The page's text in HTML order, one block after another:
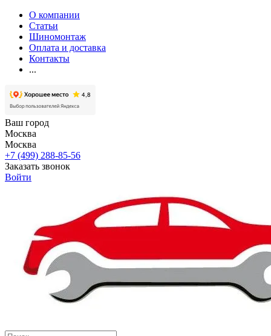
О компании
Статьи
Шиномонтаж
Оплата и доставка
Контакты
...
Ваш город
Москва
Москва
+7 (499) 288-85-56
Заказать звонок
Войти